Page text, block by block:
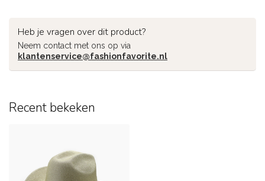
Heb je vragen over dit product?
Neem contact met ons op via
klantenservice@fashionfavorite.nl
Recent bekeken